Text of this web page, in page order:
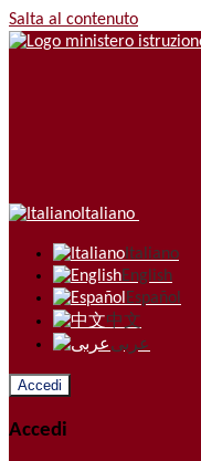
Salta al contenuto
Italiano
Italiano
English
Español
中文
عربى
Accedi
Accedi